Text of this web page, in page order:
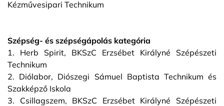
Kézművesipari Technikum
Szépség- és szépségápolás kategória
1. Herb Spirit, BKSzC Erzsébet Királyné Szépészeti
Technikum
2. Diólabor, Diószegi Sámuel Baptista Technikum és
Szakképző Iskola
3. Csillagszem, BKSzC Erzsébet Királyné Szépészeti